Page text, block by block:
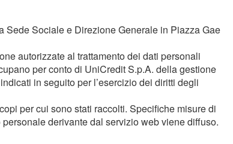
Sede Sociale e Direzione Generale in Piazza Gae
autorizzate al trattamento dei dati personali
per conto di UniCredit S.p.A. della gestione
in seguito per l’esercizio dei diritti degli
per cui sono stati raccolti. Specifiche misure di
derivante dal servizio web viene diffuso.